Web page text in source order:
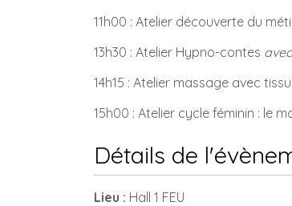
11h00 : Atelier découverte du
13h30 : Atelier Hypno-contes
14h15 : Atelier massage avec
15h00 : Atelier cycle féminin : le
Détails de
Lieu : Hall 1 FEU